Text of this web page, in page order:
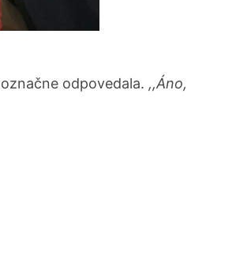
odpovedala. ,,Áno,